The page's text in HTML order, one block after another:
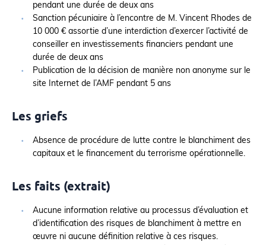
pendant une durée de deux ans
Sanction pécuniaire à l’encontre de M. Vincent Rhodes de
10 000 € assortie d’une interdiction d’exercer l’activité de
conseiller en investissements financiers pendant une
durée de deux ans
Publication de la décision de manière non anonyme sur le
site Internet de l’AMF pendant 5 ans
Les griefs
Absence de procédure de lutte contre le blanchiment des
capitaux et le financement du terrorisme opérationnelle.
Les faits (extrait)
Aucune information relative au processus d’évaluation et
d’identification des risques de blanchiment à mettre en
œuvre ni aucune définition relative à ces risques.